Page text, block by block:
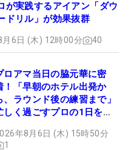
が実践するアイアン「ダウ
ドリル」が効果抜群
6日 (木) 12時00分 40
ロアマ当日の脇元華に密
！「早朝のホテル出発か
、ラウンド後の練習まで」
しく過ごすプロの1日を公
年8月6日 (木) 15時50分
1